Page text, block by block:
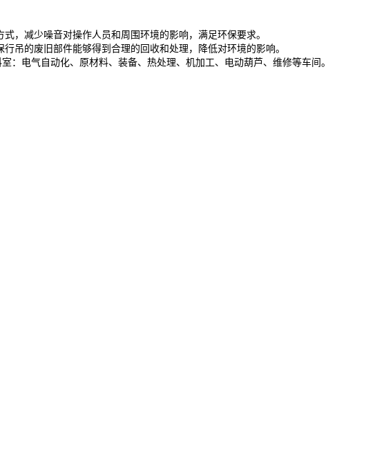
，减少噪音对操作人员和周围环境的影响，满足环保要求。
吊的废旧部件能够得到合理的回收和处理，降低对环境的影响。
电气自动化、原材料、装备、热处理、机加工、电动葫芦、维修等车间。